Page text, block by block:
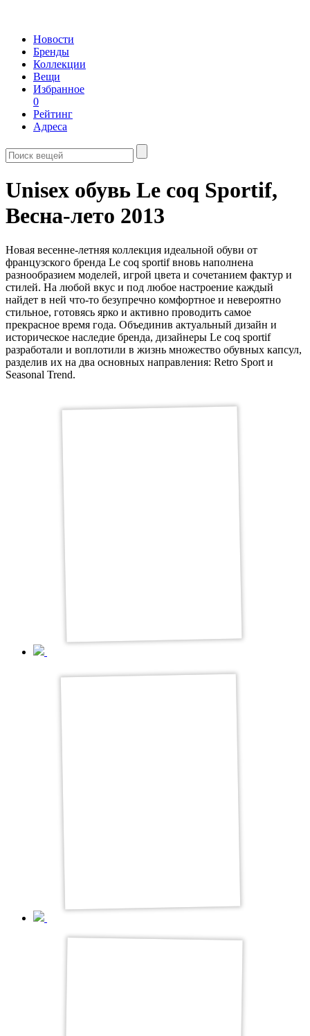
Новости
Бренды
Коллекции
Вещи
Избранное
0
Рейтинг
Адреса
Unisex обувь Le coq Sportif,
Весна-лето 2013
Новая весенне-летняя коллекция идеальной обуви от
французского бренда Le coq sportif вновь наполнена
разнообразием моделей, игрой цвета и сочетанием фактур и
стилей. На любой вкус и под любое настроение каждый
найдет в ней что-то безупречно комфортное и невероятно
стильное, готовясь ярко и активно проводить самое
прекрасное время года. Объединив актуальный дизайн и
историческое наследие бренда, дизайнеры Le coq sportif
разработали и воплотили в жизнь множество обувных капсул,
разделив их на два основных направления: Retro Sport и
Seasonal Trend.